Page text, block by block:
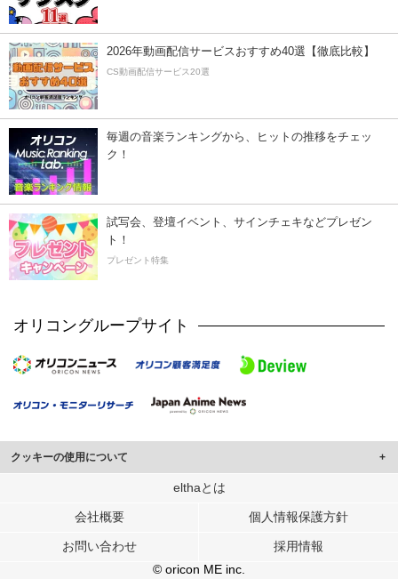
2026年動画配信サービスおすすめ40選【徹底比較】
CS動画配信サービス20選
毎週の音楽ランキングから、ヒットの推移をチェッ
ク！
試写会、登壇イベント、サインチェキなどプレゼン
ト！
プレゼント特集
オリコングループサイト
クッキーの使用について
このサイトでは Cookie を使用して、ユーザーに合わせたコンテンツや広告の
行っています。
メディアや広告配信、データ解析の各パートナーに提供しています。
各パートナーは、この情報とユーザーが各パートナーに提供した他の情報や、
elthaとは
会社概要 個人情報保護方針
お問い合わせ
採用情報
© oricon ME inc.